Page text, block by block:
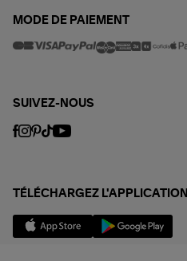
MODE DE PAIEMENT
SUIVEZ-NOUS
TÉLÉCHARGEZ L'APPLICATION